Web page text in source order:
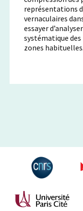
représentations
vernaculaires
essayer
systématique
zones habituelles.